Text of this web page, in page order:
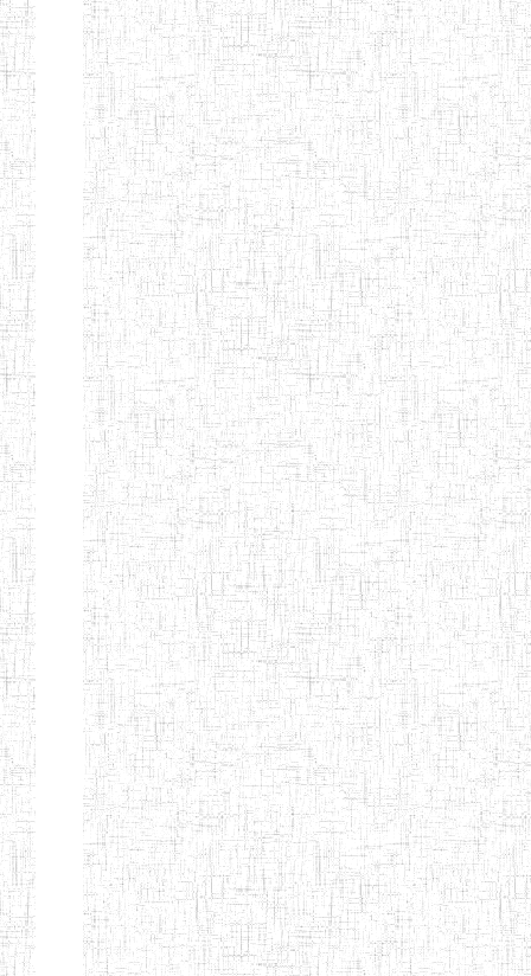
Afficher Page 4 sur 13 Total: 307
Début Préc. 1 2 3 4 5
6
Suivant
Fin
ENIEG PRIVEE
BILINGUE LES
BOSONS
04/08/2010 ENIEG
ENIEG BILINGUE
LE NORMALIEN
CITOYEN
01/08/2014 ENIEG
ENIEG BILINGUE
CLAIRE
FONTAINE
03/10/2012 ENIEG
Etablissements
d'enseignement
secondaire
technique
et
professionnel